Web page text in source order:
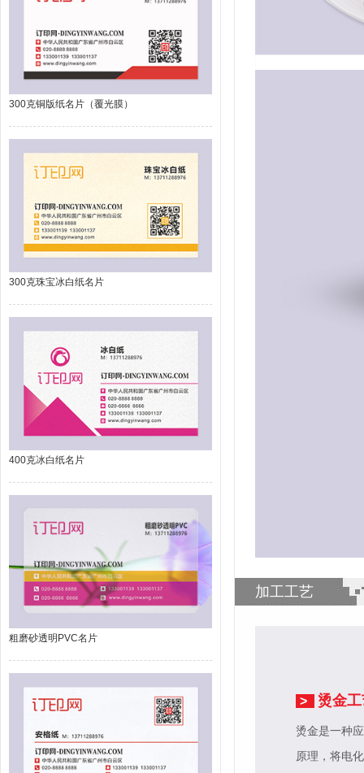
300克铜版纸名片（覆光膜）
300克珠宝冰白纸名片
400克冰白纸名片
粗磨砂透明PVC名片
加工工艺
> 烫金
烫金是一种
原理，将电